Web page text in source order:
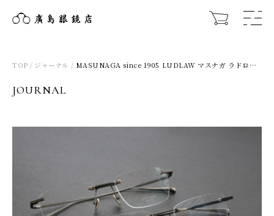
TOP ジャーナル MASUNAGA since 1905 LUDLAW マスナガ ラドロー 2025FW 新作 – 廣島眼鏡店
JOURNAL